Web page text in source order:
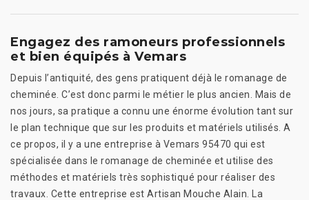
Engagez des ramoneurs professionnels
et bien équipés à Vemars
Depuis l’antiquité, des gens pratiquent déjà le romanage de
cheminée. C’est donc parmi le métier le plus ancien. Mais de
nos jours, sa pratique a connu une énorme évolution tant sur
le plan technique que sur les produits et matériels utilisés. A
ce propos, il y a une entreprise à Vemars 95470 qui est
spécialisée dans le romanage de cheminée et utilise des
méthodes et matériels très sophistiqué pour réaliser des
travaux. Cette entreprise est Artisan Mouche Alain. La